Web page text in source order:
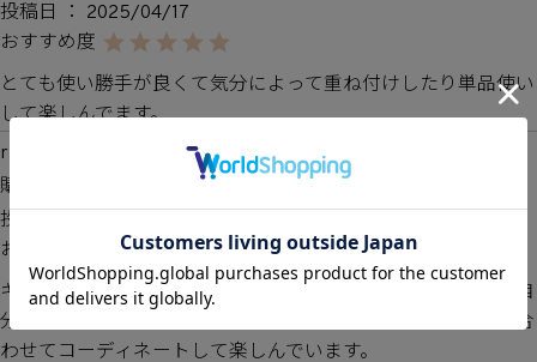
投稿日
2025/04/17
とても使い勝手が良くて気分によって重ね付けしたり単品使い
して楽しんでます。
riri
購入者
投稿日
キラキラで気分が上がります。二つ付いてるのでアレンジは自
分次第でお得感があります。ｲﾔｶﾌ、指輪と服装や顔まわりに合
わせてコーディネートして楽しんでいます。